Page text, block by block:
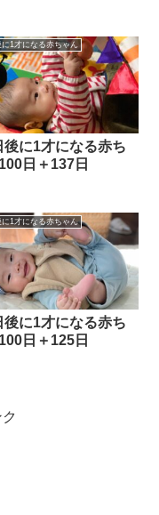
に1才になる赤ちゃん
後に1才になる赤ち
日＋137日
に1才になる赤ちゃん
後に1才になる赤ち
日＋125日